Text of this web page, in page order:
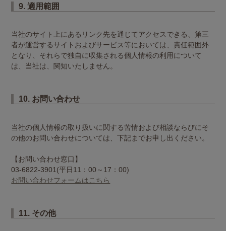
9. 適用範囲
当社のサイト上にあるリンク先を通じてアクセスできる、第三
者が運営するサイトおよびサービス等においては、責任範囲外
となり、それらで独自に収集される個人情報の利用について
は、当社は、関知いたしません。
10. お問い合わせ
当社の個人情報の取り扱いに関する苦情および相談ならびにそ
の他のお問い合わせについては、下記までお申し出ください。
【お問い合わせ窓口】
03-6822-3901(平日11：00～17：00)
お問い合わせフォームはこちら
11. その他